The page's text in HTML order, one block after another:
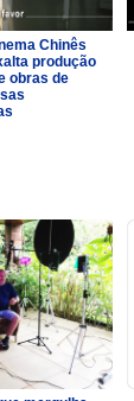
Chinês
produção
obras de